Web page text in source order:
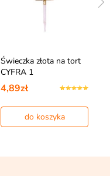
Świeczka złota na tort
CYFRA 1
4,89zł
do koszyka